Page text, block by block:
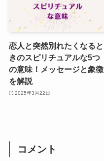
恋人と突然別れたくなると
きのスピリチュアルな5つ
の意味！メッセージと象徴
を解説
2025年3月22日
コメント